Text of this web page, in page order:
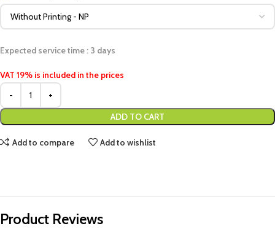
Expected service time : 3 days
VAT 19% is included in the prices
ADD TO CART
Add to compare Add to wishlist
Product Reviews